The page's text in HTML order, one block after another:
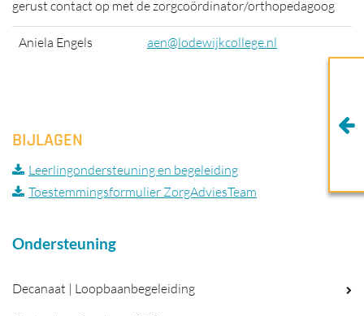
Ondersteuning
Decanaat | Loopbaanbegeleiding
gerust contact op met de zorgcoördinator/orthopedagoog
Aniela Engels aen@lodewijkcollege.nl
BIJLAGEN
Leerlingondersteuning en begeleiding
Toestemmingsformulier ZorgAdviesTeam